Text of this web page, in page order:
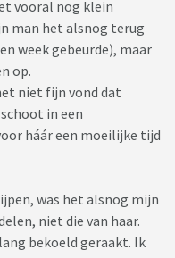
ook zo voelt...
vooral nog klein
man het alsnog terug
week gebeurde), maar
op.
niet fijn vond dat
in een
háár een moeilijke tijd
was het alsnog mijn
niet die van haar.
bekoeld geraakt. Ik